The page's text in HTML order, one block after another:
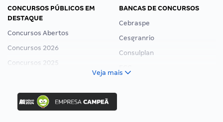
CONCURSOS PÚBLICOS EM
DESTAQUE
Concursos Abertos
Concursos 2026
Concursos 2025
Concurso Ibama
Concurso MPU
BANCAS DE CONCURSOS
Cebraspe
Cesgranrio
Consulplan
Veja mais